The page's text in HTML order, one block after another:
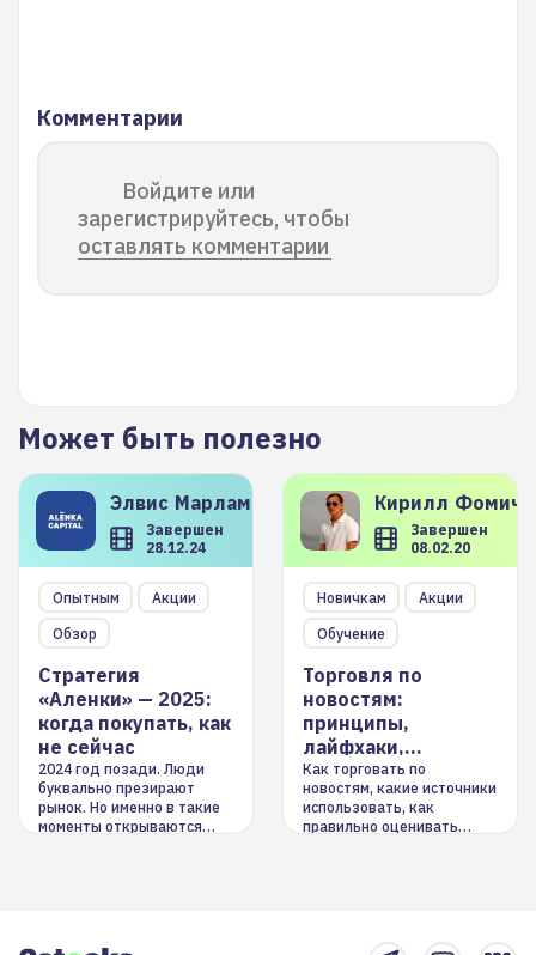
Комментарии
Войдите или
зарегистрируйтесь, чтобы
оставлять комментарии
Может быть полезно
Элвис Марламов
Завершен
28.12.24
Опытным
Акции
Обзор
Стратегия
«Аленки» — 2025:
когда покупать, как
не сейчас
2024 год позади. Люди
буквально презирают
рынок. Но именно в такие
моменты открываются
Кирилл
Завершен
08.02.20
Новичкам
Акции
Обучение
Торговля по
новостям:
принципы,
лайфхаки,
инструменты
Как торговать по
новостям, какие источники
использовать, как
правильно оценивать